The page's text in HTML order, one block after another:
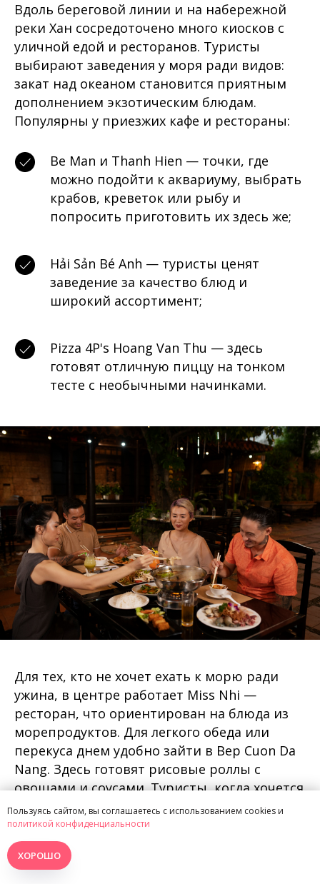
Вдоль береговой линии и на набережной
реки Хан сосредоточено много киосков с
уличной едой и ресторанов. Туристы
выбирают заведения у моря ради видов:
закат над океаном становится приятным
дополнением экзотическим блюдам.
Популярны у приезжих кафе и рестораны:
Be Man и Thanh Hien — точки, где
можно подойти к аквариуму, выбрать
крабов, креветок или рыбу и
попросить приготовить их здесь же;
Hải Sản Bé Anh — туристы ценят
заведение за качество блюд и
широкий ассортимент;
Pizza 4P's Hoang Van Thu — здесь
готовят отличную пиццу на тонком
тесте с необычными начинками.
Для тех, кто не хочет ехать к морю ради
ужина, в центре работает Miss Nhi —
ресторан, что ориентирован на блюда из
морепродуктов. Для легкого обеда или
перекуса днем удобно зайти в Bep Cuon Da
Nang. Здесь готовят рисовые роллы с
овощами и соусами. Туристы, когда хочется
познакомиться с вьетнамской кухней, идут
в Vietnom Local, где подают классические
фо, лапшу и роллы. Меню составлено на
английском.
Пользуясь сайтом, вы соглашаетесь с использованием cookies и
политикой конфиденциальности
ХОРОШО